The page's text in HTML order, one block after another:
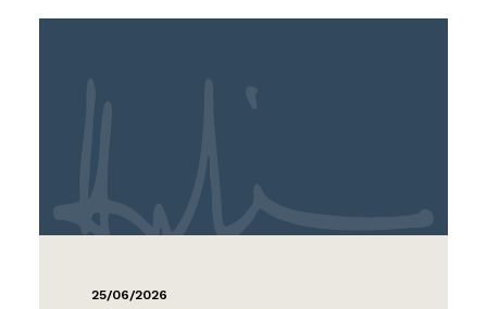
25/06/2026